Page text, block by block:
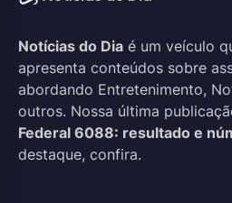
Notícias do Dia é um veículo
apresenta conteúdos sobre
abordando Entretenimento,
outros. Nossa última
Federal 6088: resultado e
destaque, confira.